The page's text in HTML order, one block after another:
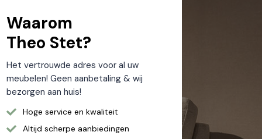
Waarom
Theo Stet?
Het vertrouwde adres voor al uw
meubelen! Geen aanbetaling & wij
bezorgen aan huis!
Hoge service en kwaliteit
Altijd scherpe aanbiedingen